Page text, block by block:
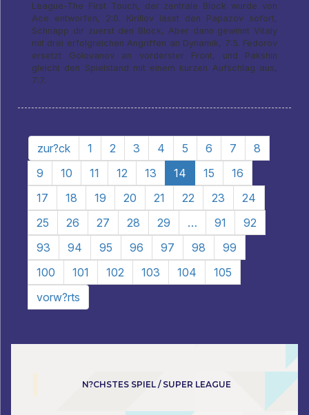
League-The First Touch, der zentrale Block wurde von
Ace entworfen, 2:0. Kirillov lässt den Papazov sofort,
Schnapp dir zuerst den Block, Aber dann gewinnt Vitaly
mit drei erfolgreichen Angriffen an Dynamik, 7:5. Fedorov
ersetzt Golovanov an vorderster Front, und Pakshin
gleicht den Spielstand mit einem kurzen Aufschlag aus,
7:7.
zur?ck 1 2 3 4 5 6 7
8
9
10 11 12 13 14 15
16
17
18 19 20 21 22 23
24
25
26 27 28 29 … 91
92
93
94 95 96 97 98
99
100
101 102 103 104
105
vorw?rts
N?CHSTES SPIEL / SUPER LEAGUE